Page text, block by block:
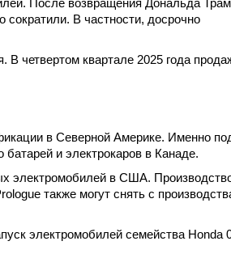
После возвращения Дональда
В частности, досрочно
четвертом квартале 2025 года
в Северной Америке. Именно
и электрокаров в Канаде.
электромобилей в США.
также могут снять с
электромобилей семейства Honda